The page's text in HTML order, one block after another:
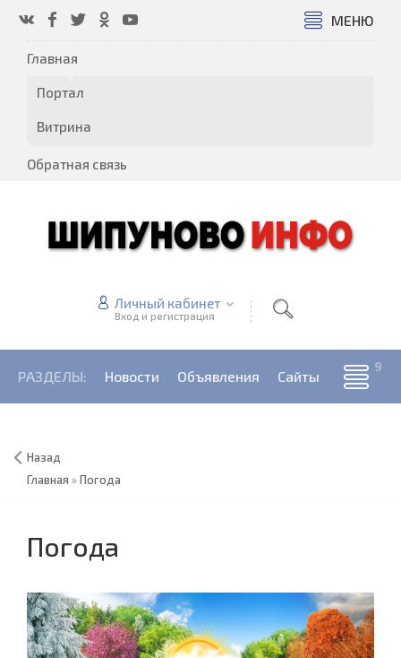
МЕНЮ
Главная
Портал
Витрина
Обратная связь
Личный кабинет
Вход и регистрация
РАЗДЕЛЫ: Новости Объявления Сайты
Назад
Главная »Погода
Погода